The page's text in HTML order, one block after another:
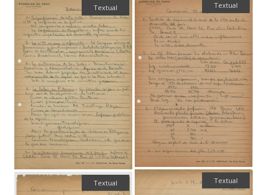
Textual
Textual
Textual
Textual